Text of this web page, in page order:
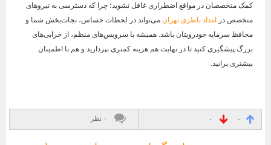
کمک متخصصان در مواقع اضطراری غافل نشوید؛ چرا که دسترسی به نیروهای
متخصص در امداد باطری تهران می‌تواند در لحظات حساس، نجات‌بخش شما و
محافظ سرمایه خودرویتان باشد. همیشه با سرویس‌های منظم، از خرابی‌های
بزرگ پیشگیری کنید تا در نهایت هم هزینه کمتری بپردازید و هم با اطمینان
بیشتری برانید.
۰ ۰ ۰ نظر